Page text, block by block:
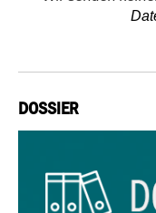
DOSSIER